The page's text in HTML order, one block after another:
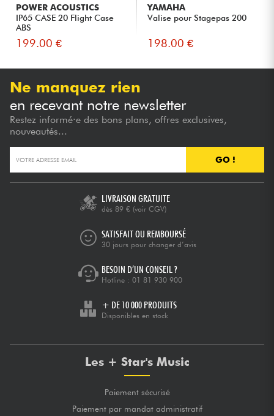
POWER ACOUSTICS
IP65 CASE 20 Flight Case
ABS
199.00 €
YAMAHA
Valise pour Stagepas 200
198.00 €
Ne manquez rien
en recevant notre newsletter
Restez informé·e des bons plans, offres exclusives,
nouveautés...
GO !
LIVRAISON GRATUITE
dès 89 € (voir CGV)
SATISFAIT OU REMBOURSÉ
30 jours pour changer d’avis
BESOIN D’UN CONSEIL ?
Hotline : 01 81 930 900
+ DE 10 000 PRODUITS
Disponibles en stock
Les + Star's Music
Paiement sécurisé
Paiement par mandat administratif